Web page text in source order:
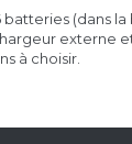
batteries (dans la
externe
à choisir.